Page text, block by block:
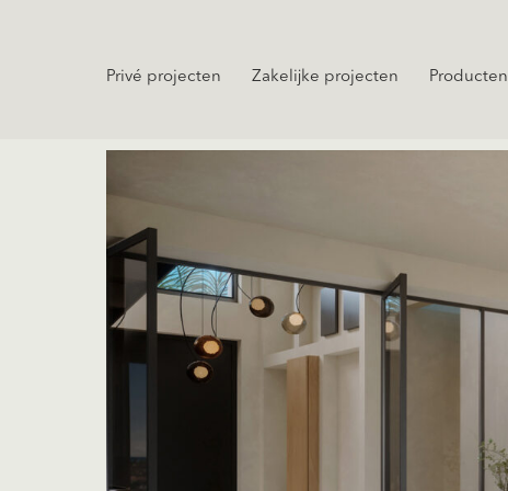
Privé projecten Zakelijke projecten Producten